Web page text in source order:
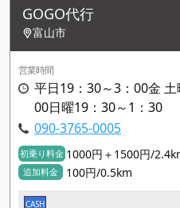
GOGO代行
富山市
営業時間
平日19：30～3：00金 土
00日曜19：30～1：30
090-3765-0005
初乗り料金 1000円＋1500円/
追加料金 100円/0.5km
CASH